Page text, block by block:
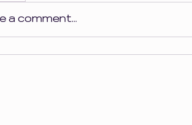
a comment...